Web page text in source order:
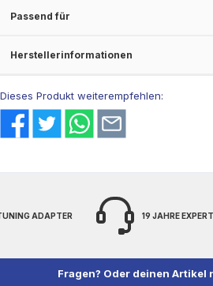
Passend für
Herstellerinformationen
Dieses Produkt weiterempfehlen:
ADAPTER 19 JAHRE
Fragen? Oder deinen Artikel